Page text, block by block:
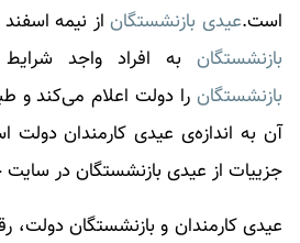
است.عیدی بازنشستگان از نیمه
بازنشستگان به افراد واجد
بازنشستگان را دولت اعلام می‌کند و
آن به اندازه‌ی عیدی کارمندان دولت
جزییات از عیدی بازنشستگاندر سایت
عیدی کارمندان و بازنشستگان